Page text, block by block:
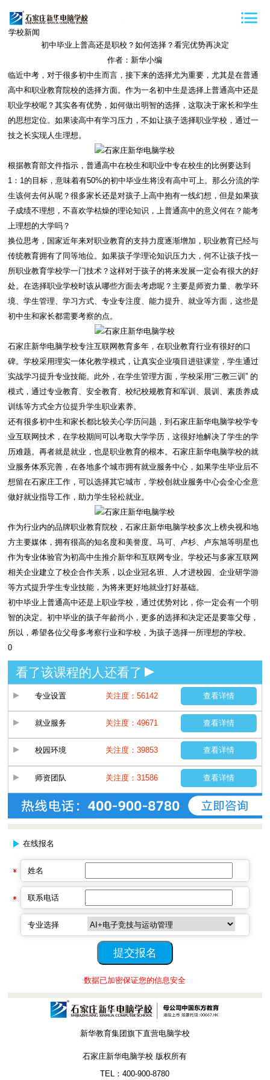
学校新闻
初中毕业上普高还是职校？如何选择？看完优势再决定
作者：新华小编
临近中考，对于很多初中生而言，接下来的选择尤为重要，尤其是在普通
高中和职业教育院校的选择方面。作为一名初中生是选择上普通高中还是
职业学校呢？其实各有优势，如何做出明智的选择，这取决于家长和学生
的思想定位。如果读高中有学习压力，不如让孩子选择职业学校，通过一
技之长实现人生理想。
根据教育部文件指示，普通高中在校生和职业中专在校生的比例要达到
1：1的目标，意味着有50%的初中毕业生将没有高中可上。那么分流的学
生该何去何从呢？很多家长还是对孩子上高中抱有一线幻想，但是如果孩
子成绩不理想，不喜欢学枯燥的理论知识，上普通高中的意义何在？能考
上理想的大学吗？
换位思考，国家近年来对职业教育的支持力度逐渐增加，职业教育已经与
传统教育拥有了同等地位。如果孩子学理论知识压力大，何不让孩子找一
所职业教育学校学一门技术？这样对于孩子的将来发展一定会有很大的好
处。在选择职业学校时该从哪些方面去考虑呢？主要是师资力量、教学环
境、学生管理、学习方式、专业专注度、能力提升、就业等方面，这些是
初中生和家长都需要考察的点。
石家庄新华电脑学校专注互联网教育多年，在职业教育行业有很好的口
碑。学校采用理实一体化教学模式，让真实企业项目进驻课堂，学生通过
实战学习提升专业技能。此外，在学生管理方面，学校采用“三教三训” 的
模式，通过专业教育、安全教育、校纪校规教育和军训、晨训、素质养成
训练等方式全方位提升学生职业素养。
还有很多初中生和家长都比较关心学历问题，到石家庄新华电脑学校学专
业互联网技术，在学校期间可以考取大学学历，这很好地解决了学生的学
历难题。再者就是就业，也是职业教育的根本。石家庄新华电脑学校的就
业服务体系完善，在各地多个城市拥有就业服务中心，如果学生毕业后不
想留在石家庄工作，可以选择其它城市，学校创就业服务中心会全心全意
做好就业指导工作，助力学生轻松就业。
作为行业内的品牌职业教育院校，石家庄新华电脑学校多次上榜央视和地
方主要媒体，拥有很高的知名度和美誉度。马可、卢杉、卢东旭等明星也
作为专业体验官为初高中生推介新华和互联网专业。学校还与多家互联网
相关企业建立了校企合作关系，以企业冠名班、人才进校园、企业研学游
等方式提升学生专业技能，为将来更好地就业打好基础。
初中毕业上普通高中还是上职业学校，通过优势对比，你一定会有一个明
智的决定。初中毕业的孩子年龄尚小，更多的选择和决定还是要靠父母，
所以，希望各位父母多考察行业和学校，为孩子选择一所理想的学校。
0
看了该课程的人还看了
专业设置 关注度：56142 查看详情
就业服务 关注度：49671 查看详情
校园环境 关注度：39853 查看详情
师资团队 关注度：31586 查看详情
在线报名
姓名
联系电话
专业选择
数据已加密保证您的信息安全
新华教育集团旗下直营电脑学校
石家庄新华电脑学校 版权所有
TEL：400-900-8780